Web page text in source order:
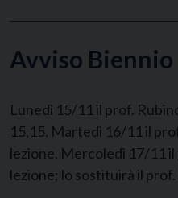
Avviso Biennio
Lunedì 15/11 il prof.
15,15. Martedì 16/11 il
lezione. Mercoledì 17/11
lezione; lo sostituirà il prof.